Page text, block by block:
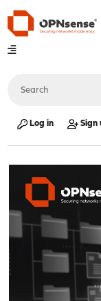
Log in Sign